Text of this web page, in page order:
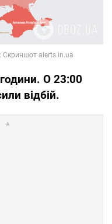
О 23:00
відбій.